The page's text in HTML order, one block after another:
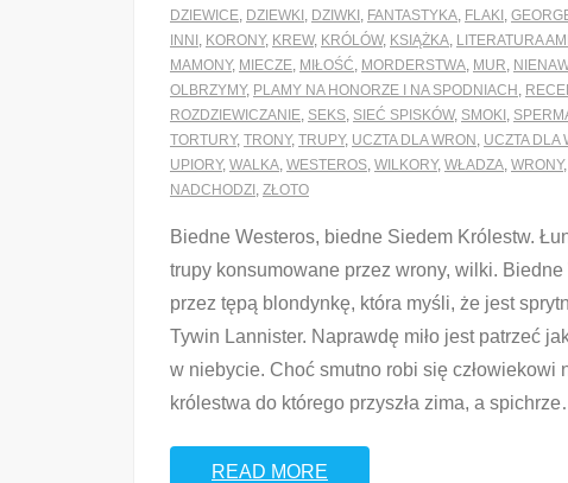
DZIEWICE DZIEWKI DZIWKI FANTASTYKA FLAKI
INNI KORONY, KREW, KRÓLÓW, KSIĄŻKA LITERATURA
MAMONY, MIECZE MIŁOŚĆ MORDERSTWA MUR
OLBRZYMY, PLAMY NA HONORZE I NA SPODNIACH
ROZDZIEWICZANIE SEKS SIEĆ SPISKÓW, SMOKI
TORTURY, TRONY, TRUPY, UCZTA DLA WRON UCZTA DLA
UPIORY, WALKA WESTEROS WILKORY, WŁADZA WRONY,
NADCHODZI ZŁOTO
Biedne Westeros, biedne Siedem Królestw.
trupy konsumowane przez wrony, wilki. Biedne
przez tępą blondynkę, która myśli, że jest
Tywin Lannister. Naprawdę miło jest patrzeć
w niebycie. Choć smutno robi się człowiekowi
królestwa do którego przyszła zima, a spichrze
READ MORE